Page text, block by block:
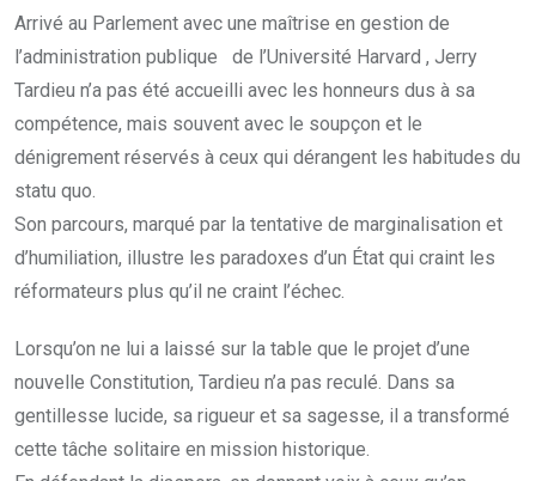
Arrivé au Parlement avec une maîtrise en gestion de
l’administration publique de l’Université Harvard , Jerry
Tardieu n’a pas été accueilli avec les honneurs dus à sa
compétence, mais souvent avec le soupçon et le
dénigrement réservés à ceux qui dérangent les habitudes du
statu quo.
Son parcours, marqué par la tentative de marginalisation et
d’humiliation, illustre les paradoxes d’un État qui craint les
réformateurs plus qu’il ne craint l’échec.
Lorsqu’on ne lui a laissé sur la table que le projet d’une
nouvelle Constitution, Tardieu n’a pas reculé. Dans sa
gentillesse lucide, sa rigueur et sa sagesse, il a transformé
cette tâche solitaire en mission historique.